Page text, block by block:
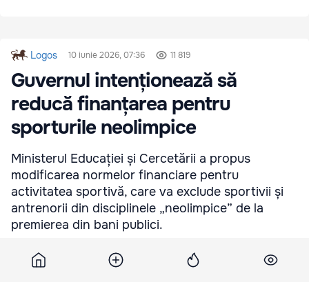
Logos 10 iunie 2026, 07:36 11 819
Guvernul intenționează să
reducă finanțarea pentru
sporturile neolimpice
Ministerul Educației și Cercetării a propus
modificarea normelor financiare pentru
activitatea sportivă, care va exclude sportivii și
antrenorii din disciplinele „neolimpice” de la
premierea din bani publici.